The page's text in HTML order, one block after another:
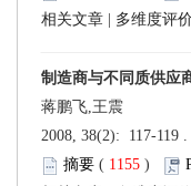
蒋鹏飞,王震
( )